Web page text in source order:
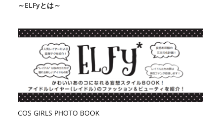
～ELFyとは～
COS GIRLS PHOTO BOOK